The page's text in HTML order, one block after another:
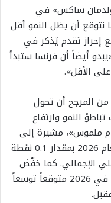
ساكس» في
نتوقع أن يظل النمو أقل
إحراز تقدم يُذكر في
أيضاً أن فرنسا ستبدأ
الأقل».
المرجح أن تحول
النمو وارتفاع
ملموس»، مشيرة إلى
أن البنك رفع توقعاته لعجز الموازنة لعام 2026 بمقدار 0.1 نقطة
المحلي الإجمالي. كما خفّض
البنك توقعاته لنمو الاقتصاد الفرنسي في 2026 متوقعاً توسعاً